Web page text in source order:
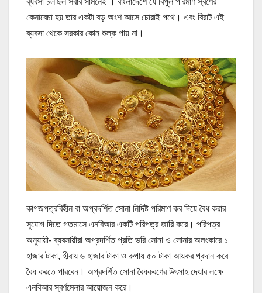
কেনাবেচা হয় তার একটা বড় অংশ আসে চোরাই পথে। এবং বিরাট এই
ব্যবসা থেকে সরকার কোন শুল্ক পায় না।
কাগজপত্রবিহীন বা অপ্রদর্শিত সোনা নির্দিষ্ট পরিমাণ কর দিয়ে বৈধ করার
সুযোগ দিতে গতমাসে এনবিআর একটি পরিপত্র জারি করে। পরিপত্র
অনুযায়ী- ব্যবসায়ীরা অপ্রদর্শিত প্রতি ভরি সোনা ও সোনার অলংকারে ১
হাজার টাকা, হীরায় ৬ হাজার টাকা ও রুপায় ৫০ টাকা আয়কর প্রদান করে
বৈধ করতে পারবেন। অপ্রদর্শিত সোনা বৈধকরণের উৎসাহ দেয়ার লক্ষে
এনবিআর স্বর্ণমেলার আয়োজন করে।